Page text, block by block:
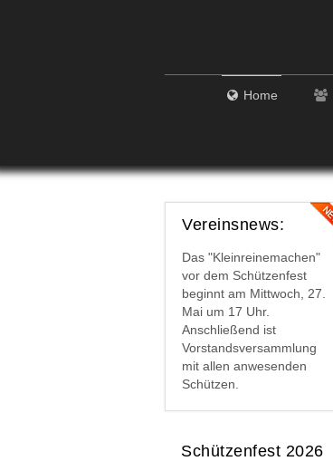
Home
Vereinsnews:
Das "Kleinreinemachen"
vor dem Schützenfest
beginnt am Mittwoch, 27.
Mai um 17 Uhr.
Anschließend ist
Vorstandsversammlung
mit allen anwesenden
Schützen.
Schützenfest 2026